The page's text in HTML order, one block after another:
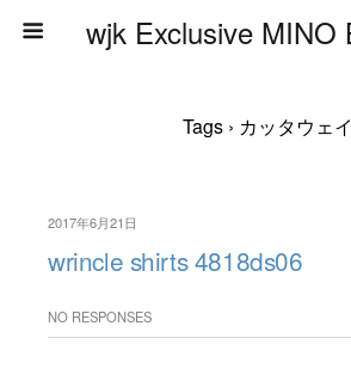
Tags › カッタウェイ
2017年6月21日
wrincle shirts 4818ds06
NO RESPONSES